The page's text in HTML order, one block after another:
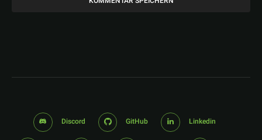
Discord GitHub Linkedin